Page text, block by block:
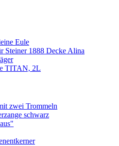
Eule
Steiner 1888 Decke Alina
TITAN, 2L
zwei Trommeln
schwarz